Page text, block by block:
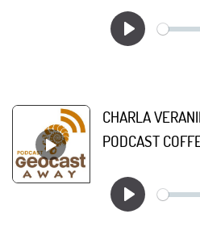
CHARLA
PODCAST